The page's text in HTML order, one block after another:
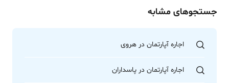
جستجوهای مشابه
اجاره آپارتمان در هروی
اجاره آپارتمان در پاسداران